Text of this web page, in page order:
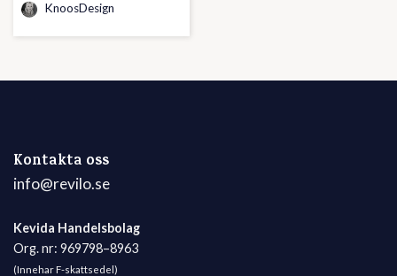
KnoosDesign
Kontakta oss
info@revilo.se
Kevida Handelsbolag
Org. nr: 969798–8963
(Innehar F-skattsedel)